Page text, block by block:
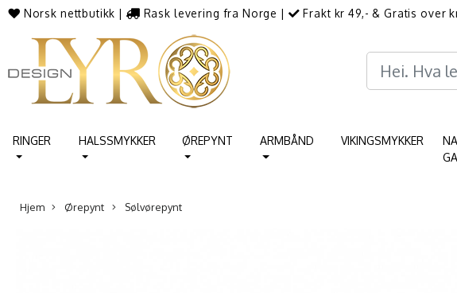
Norsk nettbutikk | Rask levering fra Norge | Frakt kr 49,- & Gratis over
RINGER HALSSMYKKER ØREPYNT ARMBÅND VIKINGSMYKKER
Hjem Ørepynt Sølvørepynt